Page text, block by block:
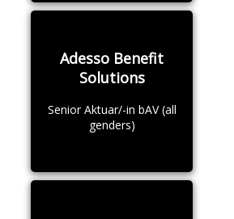
Adesso Benefit
Solutions
Senior Aktuar/-in bAV (all
genders)